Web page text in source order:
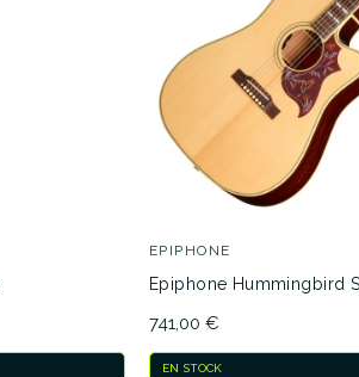
EPIPHONE
Epiphone Hummingbird
741,00 €
EN STOCK